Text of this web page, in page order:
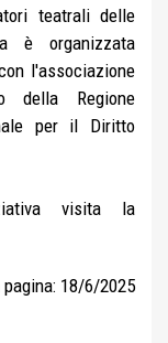
teatrali delle
è organizzata
l'associazione
della Regione
per il Diritto
visita la
18/6/2025